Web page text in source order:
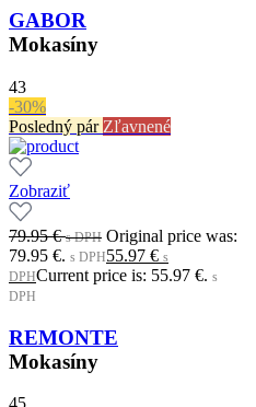
GABOR
Mokasíny
43
-30%
Posledný pár Zľavnené
Zobraziť
79.95€s DPH Original price was:
79.95 €. s DPH55.97 € s
DPHCurrent price is: 55.97 €. s
DPH
REMONTE
Mokasíny